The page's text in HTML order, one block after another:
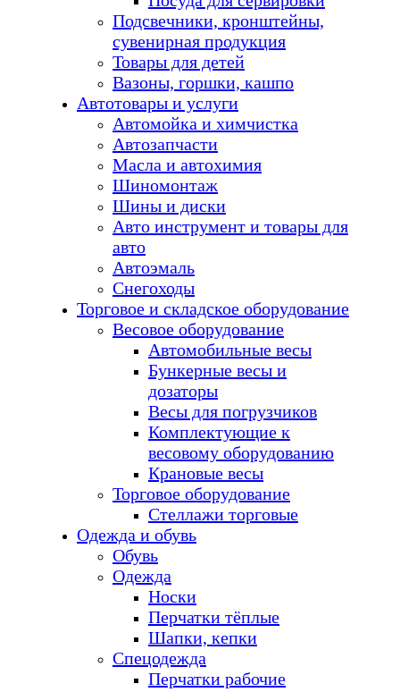
Подсвечники, кронштейны,
сувенирная продукция
Товары для детей
Вазоны, горшки, кашпо
Автотовары и услуги
Автомойка и химчистка
Автозапчасти
Масла и автохимия
Шиномонтаж
Шины и диски
Авто инструмент и товары для
авто
Автоэмаль
Снегоходы
Торговое и складское оборудование
Весовое оборудование
Автомобильные весы
Бункерные весы и
дозаторы
Весы для погрузчиков
Комплектующие к
весовому оборудованию
Крановые весы
Торговое оборудование
Стеллажи торговые
Одежда и обувь
Обувь
Одежда
Носки
Перчатки тёплые
Шапки, кепки
Спецодежда
Перчатки рабочие